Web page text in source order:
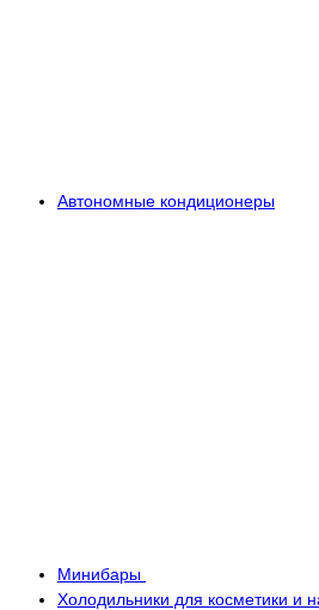
Автономные кондиционеры
Минибары
Холодильники для косметики и